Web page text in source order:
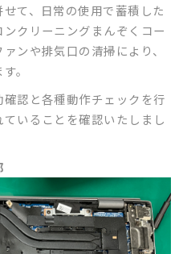
て、日常の使用で蓄積した
クリーニングまんぞくコー
ンや排気口の清掃により、
。
認と各種動作チェックを行
いることを確認いたしまし